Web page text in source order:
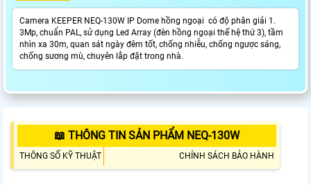
Camera KEEPER NEQ-130W IP Dome hồng ngoại có độ phân giải 1.
3Mp, chuẩn PAL, sử dụng Led Array (đèn hồng ngoại thế hệ thứ 3), tầm
nhìn xa 30m, quan sát ngày đêm tốt, chống nhiễu, chống ngược sáng,
chống sương mù, chuyên lắp đặt trong nhà.
📖 THÔNG TIN SẢN PHẨM NEQ-130W
THÔNG SỐ KỸ THUẬT CHÍNH SÁCH BẢO HÀNH